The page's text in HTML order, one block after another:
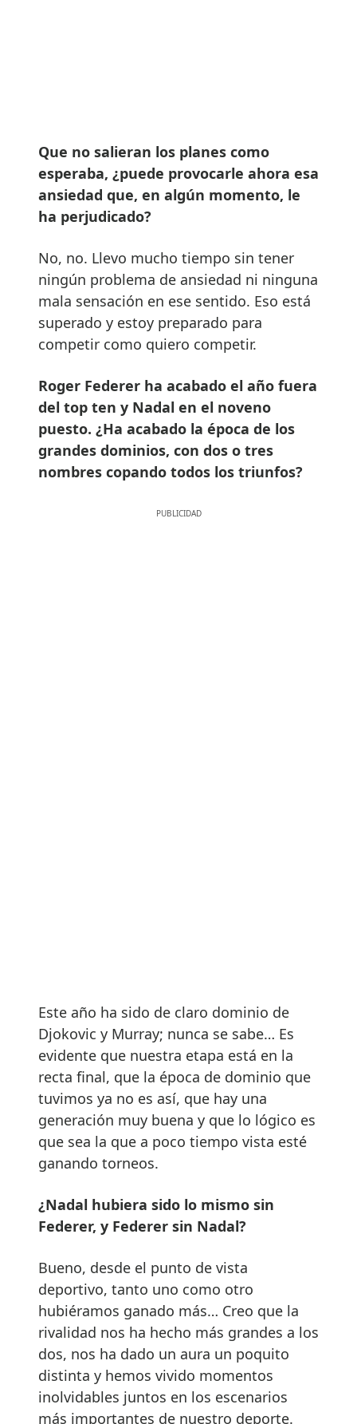
Que no salieran los planes como
esperaba, ¿puede provocarle ahora esa
ansiedad que, en algún momento, le
ha perjudicado?
No, no. Llevo mucho tiempo sin tener
ningún problema de ansiedad ni ninguna
mala sensación en ese sentido. Eso está
superado y estoy preparado para
competir como quiero competir.
Roger Federer ha acabado el año fuera
del top ten y Nadal en el noveno
puesto. ¿Ha acabado la época de los
grandes dominios, con dos o tres
nombres copando todos los triunfos?
Este año ha sido de claro dominio de
Djokovic y Murray; nunca se sabe… Es
evidente que nuestra etapa está en la
recta final, que la época de dominio que
tuvimos ya no es así, que hay una
generación muy buena y que lo lógico es
que sea la que a poco tiempo vista esté
ganando torneos.
¿Nadal hubiera sido lo mismo sin
Federer, y Federer sin Nadal?
Bueno, desde el punto de vista
deportivo, tanto uno como otro
hubiéramos ganado más… Creo que la
rivalidad nos ha hecho más grandes a los
dos, nos ha dado un aura un poquito
distinta y hemos vivido momentos
inolvidables juntos en los escenarios
más importantes de nuestro deporte.